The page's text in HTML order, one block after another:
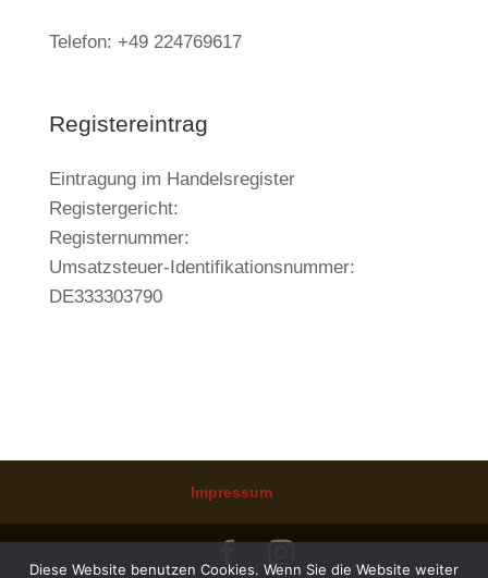
Telefon: +49 224769617
Registereintrag
Eintragung im Handelsregister
Registergericht:
Registernummer:
Umsatzsteuer-Identifikationsnummer:
DE333303790
Impressum
Diese Website benutzen Cookies. Wenn Sie die Website weiter